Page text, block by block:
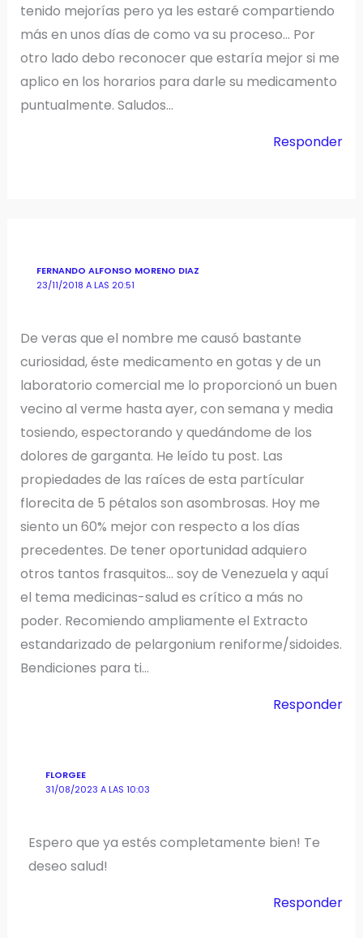
tenido mejorías pero ya les estaré compartiendo
más en unos días de como va su proceso… Por
otro lado debo reconocer que estaría mejor si me
aplico en los horarios para darle su medicamento
puntualmente. Saludos…
Responder
FERNANDO ALFONSO MORENO DIAZ
23/11/2018 A LAS 20:51
De veras que el nombre me causó bastante
curiosidad, éste medicamento en gotas y de un
laboratorio comercial me lo proporcionó un buen
vecino al verme hasta ayer, con semana y media
tosiendo, espectorando y quedándome de los
dolores de garganta. He leído tu post. Las
propiedades de las raíces de esta partícular
florecita de 5 pétalos son asombrosas. Hoy me
siento un 60% mejor con respecto a los días
precedentes. De tener oportunidad adquiero
otros tantos frasquitos… soy de Venezuela y aquí
el tema medicinas-salud es crítico a más no
poder. Recomiendo ampliamente el Extracto
estandarizado de pelargonium reniforme/sidoides.
Bendiciones para ti…
Responder
FLORGEE
31/08/2023 A LAS 10:03
Espero que ya estés completamente bien! Te
deseo salud!
Responder